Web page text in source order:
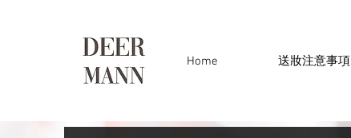
Home 送妝注意事項